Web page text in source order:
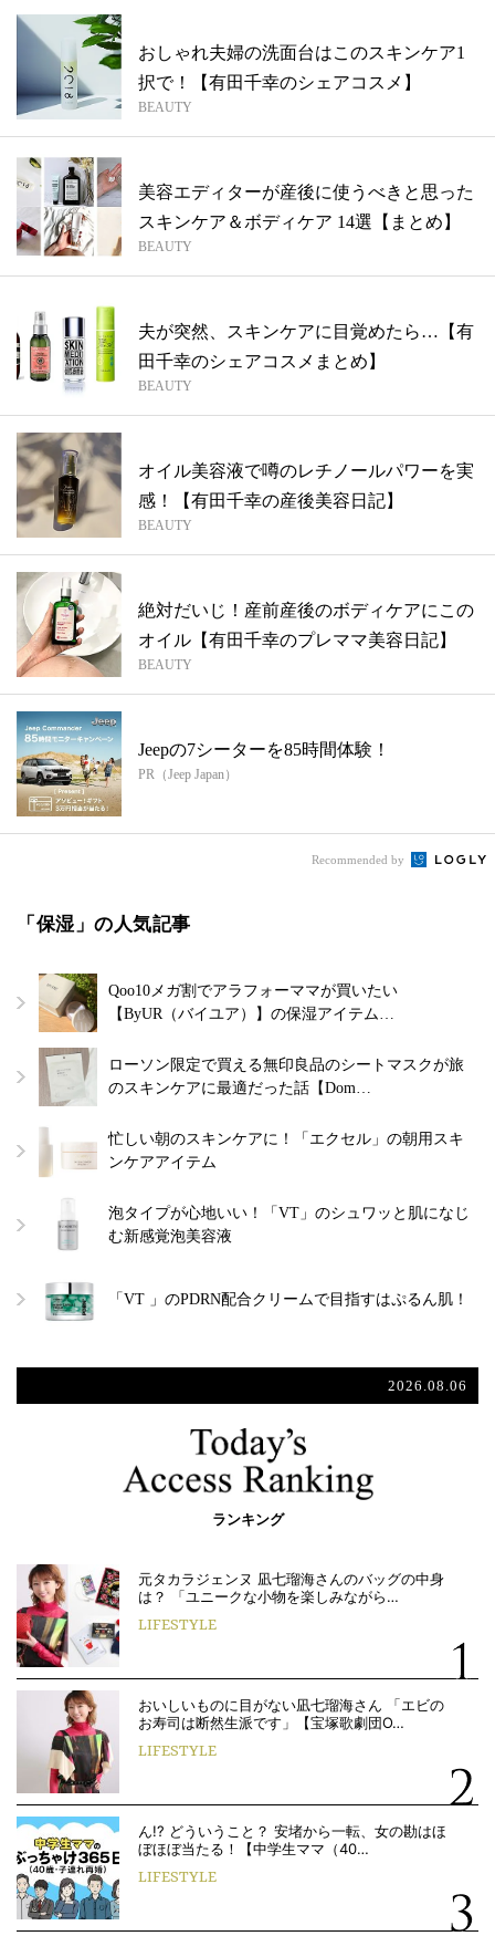
おしゃれ夫婦の洗面台はこのスキンケア1
択で！【有田千幸のシェアコスメ】
BEAUTY
美容エディターが産後に使うべきと思った
スキンケア＆ボディケア 14選【まとめ】
BEAUTY
夫が突然、スキンケアに目覚めたら…【有
田千幸のシェアコスメまとめ】
BEAUTY
オイル美容液で噂のレチノールパワーを実
感！【有田千幸の産後美容日記】
BEAUTY
絶対だいじ！産前産後のボディケアにこの
オイル【有田千幸のプレママ美容日記】
BEAUTY
Jeepの7シーターを85時間体験！
PR（Jeep Japan）
Recommended by
「保湿」の人気記事
Qoo10メガ割でアラフォーママが買いたい
【ByUR（バイユア）】の保湿アイテム…
ローソン限定で買える無印良品のシートマスクが旅
のスキンケアに最適だった話【Dom…
忙しい朝のスキンケアに！「エクセル」の朝用スキ
ンケアアイテム
泡タイプが心地いい！「VT」のシュワッと肌になじ
む新感覚泡美容液
「VT 」のPDRN配合クリームで目指すはぷるん肌！
2026.08.06
ランキング
元タカラジェンヌ 凪七瑠海さんのバッグの中身
は？ 「ユニークな小物を楽しみながら…
LIFESTYLE
おいしいものに目がない凪七瑠海さん 「エビの
お寿司は断然生派です」【宝塚歌劇団O…
LIFESTYLE
ん!? どういうこと？ 安堵から一転、女の勘はほ
ぼほぼ当たる！【中学生ママ（40…
LIFESTYLE